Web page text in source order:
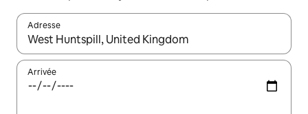
Adresse
Lorsque les résultats s'affichent, utilisez les flèches vers le
Arrivée